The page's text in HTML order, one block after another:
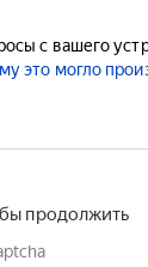
с вашего
это могло
продолжить